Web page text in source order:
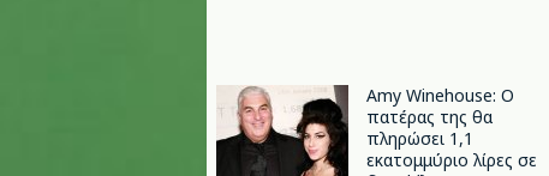
Amy Winehouse: Ο
πατέρας της θα
πληρώσει 1,1
εκατομμύριο λίρες σε